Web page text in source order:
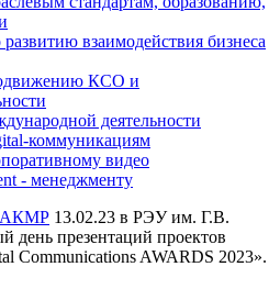
взаимодействия бизнеса
КСО и
деятельности
коммуникациям
видео
- менеджменту
АКМР 13.02.23 в РЭУ им. Г.В.
день презентаций проектов
Communications AWARDS 2023».